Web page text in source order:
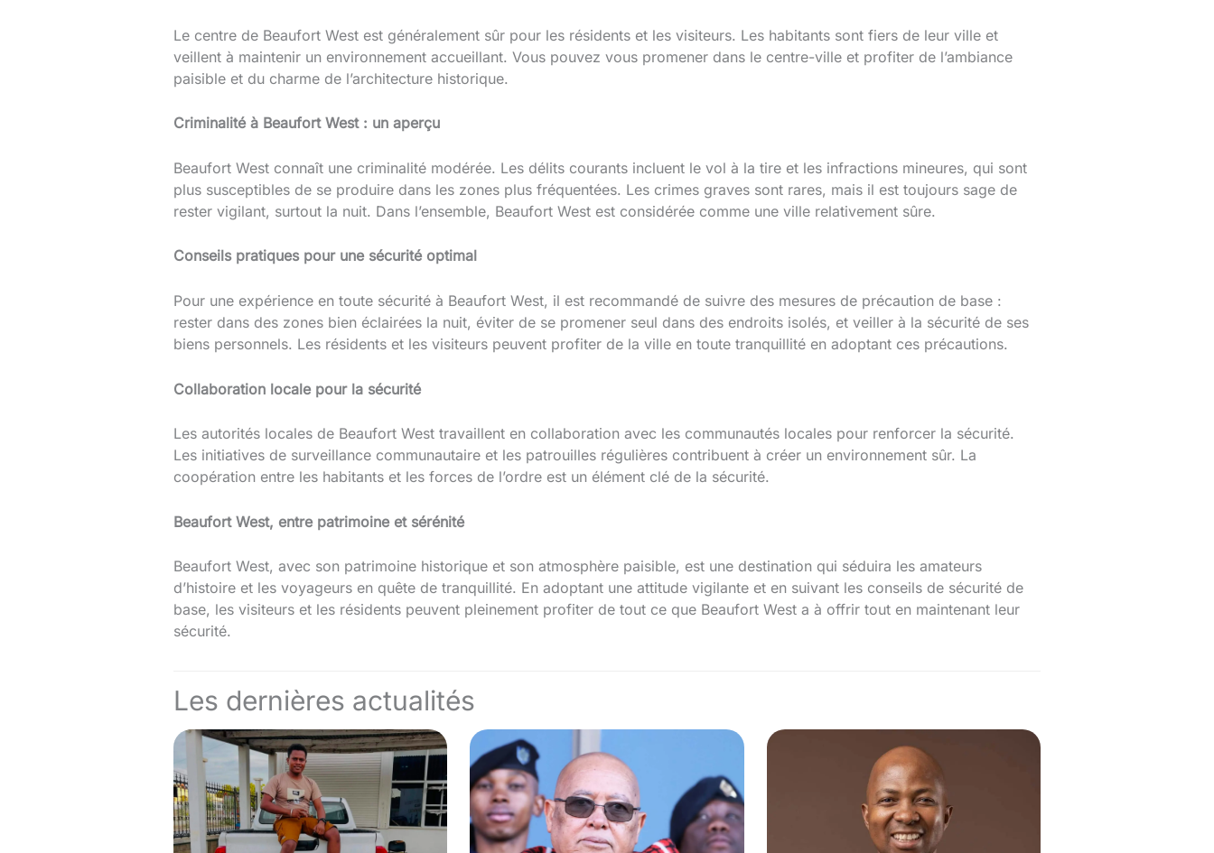
Le centre de Beaufort West est généralement sûr pour les résidents et les visiteurs. Les habitants sont fiers de leur ville et
veillent à maintenir un environnement accueillant. Vous pouvez vous promener dans le centre-ville et profiter de l’ambiance
paisible et du charme de l’architecture historique.
Criminalité à Beaufort West : un aperçu
Beaufort West connaît une criminalité modérée. Les délits courants incluent le vol à la tire et les infractions mineures, qui sont
plus susceptibles de se produire dans les zones plus fréquentées. Les crimes graves sont rares, mais il est toujours sage de
rester vigilant, surtout la nuit. Dans l’ensemble, Beaufort West est considérée comme une ville relativement sûre.
Conseils pratiques pour une sécurité optimal
Pour une expérience en toute sécurité à Beaufort West, il est recommandé de suivre des mesures de précaution de base :
rester dans des zones bien éclairées la nuit, éviter de se promener seul dans des endroits isolés, et veiller à la sécurité de ses
biens personnels. Les résidents et les visiteurs peuvent profiter de la ville en toute tranquillité en adoptant ces précautions.
Collaboration locale pour la sécurité
Les autorités locales de Beaufort West travaillent en collaboration avec les communautés locales pour renforcer la sécurité.
Les initiatives de surveillance communautaire et les patrouilles régulières contribuent à créer un environnement sûr. La
coopération entre les habitants et les forces de l’ordre est un élément clé de la sécurité.
Beaufort West, entre patrimoine et sérénité
Beaufort West, avec son patrimoine historique et son atmosphère paisible, est une destination qui séduira les amateurs
d’histoire et les voyageurs en quête de tranquillité. En adoptant une attitude vigilante et en suivant les conseils de sécurité de
base, les visiteurs et les résidents peuvent pleinement profiter de tout ce que Beaufort West a à offrir tout en maintenant leur
sécurité.
Les dernières actualités